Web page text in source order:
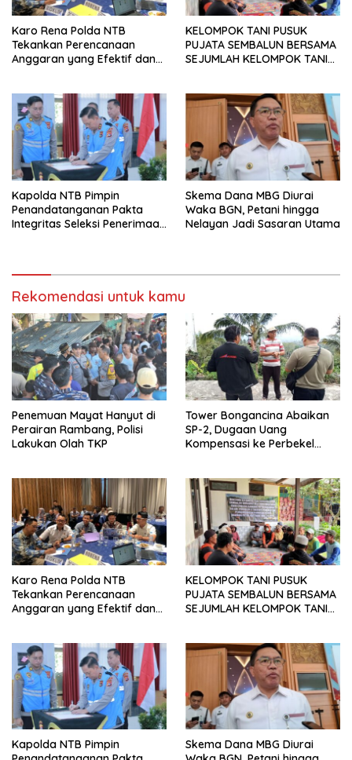
Karo Rena Polda NTB
Tekankan Perencanaan
Anggaran yang Efektif dan
KELOMPOK TANI PUSUK
PUJATA SEMBALUN BERSAMA
SEJUMLAH KELOMPOK TANI
MENDUKUNG SERTA
MENYUKSESKAN PROGRAM
PEMERINTAH DI SEKTOR
HORTIKULTURA, KHUSUSNYA
PROGRAM BANTUAN BENIH
BAWANG PUTIH DARI APBN
Kapolda NTB Pimpin
Penandatanganan Pakta
Integritas Seleksi Penerimaan
Skema Dana MBG Diurai
Waka BGN, Petani hingga
Nelayan Jadi Sasaran Utama
Rekomendasi untuk kamu
Penemuan Mayat Hanyut di
Perairan Rambang, Polisi
Lakukan Olah TKP
Tower Bongancina Abaikan
SP-2, Dugaan Uang
Kompensasi ke Perbekel
Karo Rena Polda NTB
Tekankan Perencanaan
Anggaran yang Efektif dan
KELOMPOK TANI PUSUK
PUJATA SEMBALUN BERSAMA
SEJUMLAH KELOMPOK TANI
MENDUKUNG SERTA
MENYUKSESKAN PROGRAM
PEMERINTAH DI SEKTOR
HORTIKULTURA, KHUSUSNYA
PROGRAM BANTUAN BENIH
BAWANG PUTIH DARI APBN
Kapolda NTB Pimpin
Skema Dana MBG Diurai